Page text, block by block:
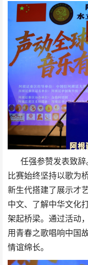
任强参赞发表致辞
比赛始终坚持以歌为
新生代搭建了展示才
中文、了解中华文化
架起桥梁。通过活动
用青春之歌唱响中国
情谊绵长。